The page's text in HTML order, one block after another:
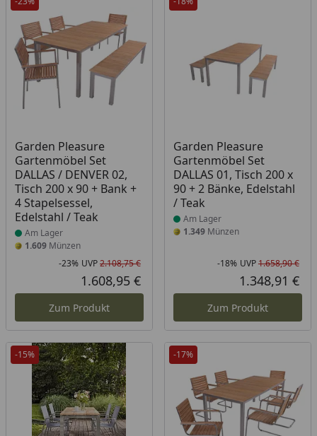
Garden Pleasure
Gartenmöbel Set
DALLAS / DENVER 02,
Tisch 200 x 90 + Bank +
4 Stapelsessel,
Edelstahl / Teak
Produkt am Lager
Am Lager
1.609 Münzen
Rabatt in Prozent
-23%
Ursprünglicher Preis
UVP2.108,75 €
Aktueller Preis
1.608,95 €
Zum Produkt
Garden Pleasure
Gartenmöbel Set
DALLAS 01, Tisch 200 x
90 + 2 Bänke, Edelstahl
/ Teak
Produkt am Lager
Am Lager
1.349Münzen
-18% UVP1.658,90 €
1.348,91 €
Zum Produkt
-15% -17%